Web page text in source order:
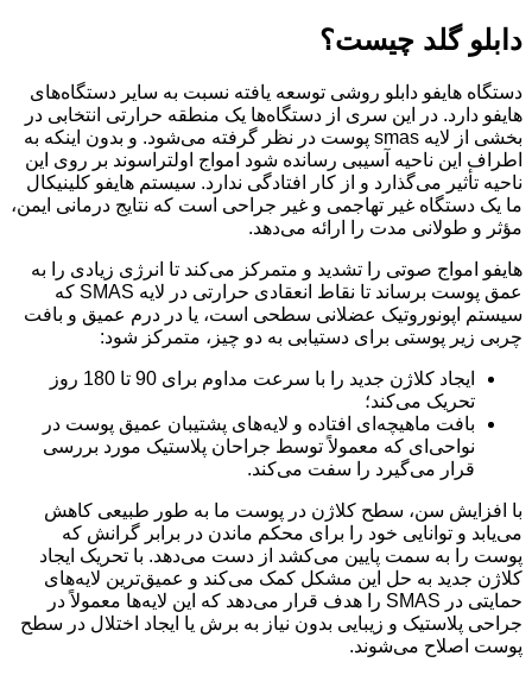
دابلو گلد چیست؟
دستگاه هایفو دابلو روشی توسعه یافته نسبت به سایر دستگاه‌های
هایفو دارد. در این سری از دستگاه‌ها یک منطقه حرارتی انتخابی در
بخشی از لایه smas پوست در نظر گرفته می‌شود. و بدون اینکه به
اطراف این ناحیه آسیبی رسانده شود امواج اولتراسوند بر روی این
ناحیه تأثیر می‌گذارد و از کار افتادگی ندارد. سیستم هایفو کلینیکال
ما یک دستگاه غیر تهاجمی و غیر جراحی است که نتایج درمانی ایمن،
مؤثر و طولانی مدت را ارائه می‌دهد.
هایفو امواج صوتی را تشدید و متمرکز می‌کند تا انرژی زیادی را به
عمق پوست برساند تا نقاط انعقادی حرارتی در لایه SMAS که
سیستم اپونوروتیک عضلانی سطحی است، یا در درم عمیق و بافت
چربی زیر پوستی برای دستیابی به دو چیز، متمرکز شود:
ایجاد کلاژن جدید را با سرعت مداوم برای 90 تا 180 روز
تحریک می‌کند؛
بافت ماهیچه‌ای افتاده و لایه‌های پشتیبان عمیق پوست در
نواحی‌ای که معمولاً توسط جراحان پلاستیک مورد بررسی
قرار می‌گیرد را سفت می‌کند.
با افزایش سن، سطح کلاژن در پوست ما به طور طبیعی کاهش
می‌یابد و توانایی خود را برای محکم ماندن در برابر گرانش که
پوست را به سمت پایین می‌کشد از دست می‌دهد. با تحریک ایجاد
کلاژن جدید به حل این مشکل کمک می‌کند و عمیق‌ترین لایه‌های
حمایتی در SMAS را هدف قرار می‌دهد که این لایه‌ها معمولاً در
جراحی پلاستیک و زیبایی بدون نیاز به برش یا ایجاد اختلال در سطح
پوست اصلاح می‌شوند.